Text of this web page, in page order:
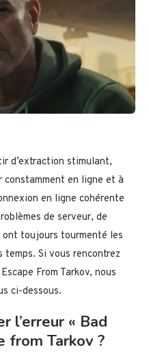
d’extraction stimulant,
en ligne et à
en ligne cohérente
de serveur, de
ont toujours tourmenté les
Si vous rencontrez
From Tarkov, nous
ci-dessous.
l’erreur « Bad
from Tarkov ?